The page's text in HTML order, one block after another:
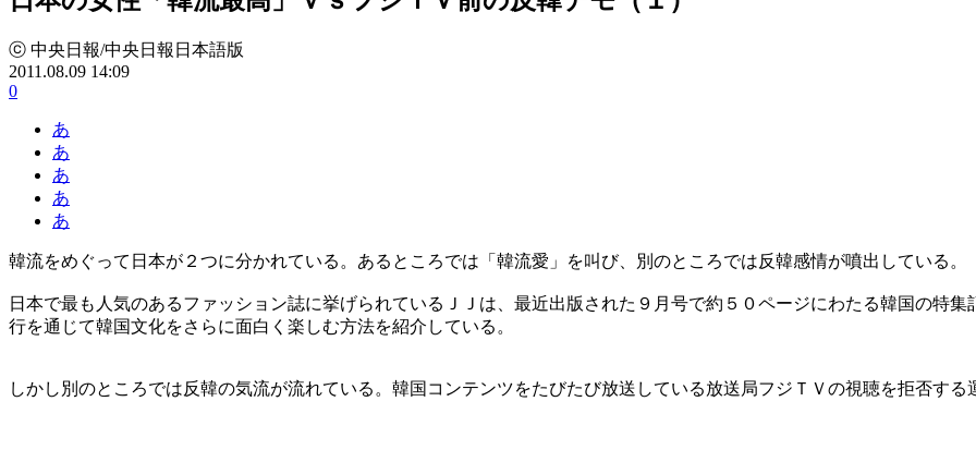
ⓒ 中央日報/中央日報日本語版
2011.08.09 14:09
0
あ
あ
あ
あ
あ
韓流をめぐって日本が２つに分かれている。あるところでは「韓流愛」を叫び、別のところでは反韓感情が噴出している。
日本で最も人気のあるファッション誌に挙げられているＪＪは、最近出版された９月号で約５０ページにわたる韓国の特
行を通じて韓国文化をさらに面白く楽しむ方法を紹介している。
しかし別のところでは反韓の気流が流れている。韓国コンテンツをたびたび放送している放送局フジＴＶの視聴を拒否す